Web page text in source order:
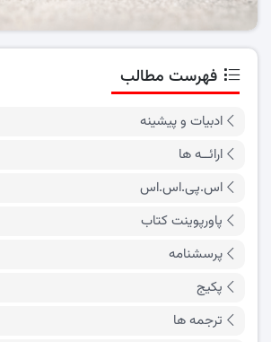
فهرست مطالب
ادبیات و پیشینه
ارائــه ها
اس.پی.اس.اس
پاورپوینت کتاب
پرسشنامه
پکیج
ترجمه ها